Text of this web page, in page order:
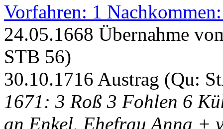
Vorfahren: 1
24.05.1668 Übernahme
STB 56)
30.10.1716 Austrag (Qu:
1671: 3 Roß 3 Fohlen 6
an Enkel, Ehefrau Anna +